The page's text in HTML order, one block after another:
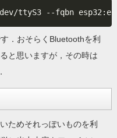
ttyS3 --fqbn
．おそらくBluetoothを利
と思いますが，その時は
ためそれっぽいものを利